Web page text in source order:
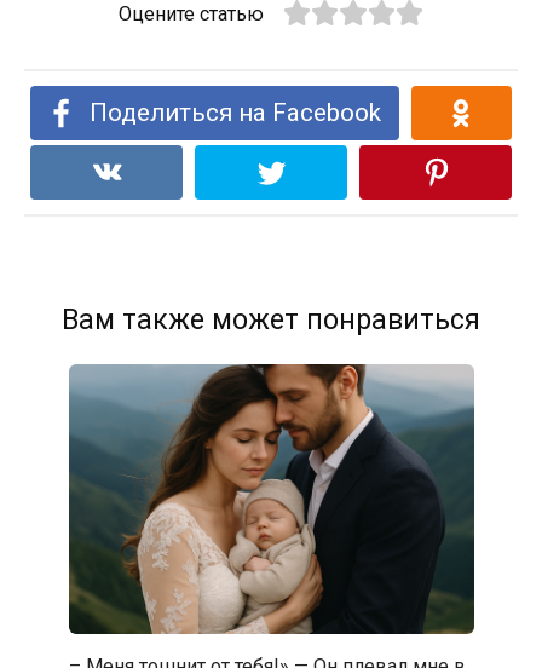
Оцените статью
Поделиться на Facebook
Вам также может понравиться